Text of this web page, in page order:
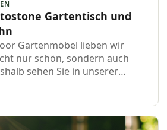
Gartentisch und
Gartenmöbel lieben wir
nur schön, sondern auch
sehen Sie in unserer
Tische mit einer
Aber was ist Ceâ€¦